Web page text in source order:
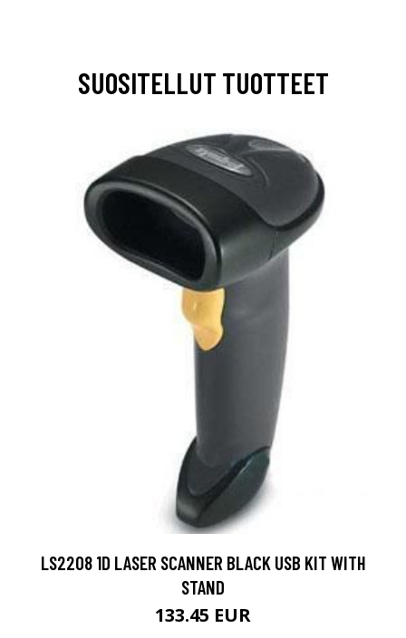
SUOSITELLUT TUOTTEET
LS2208 1D LASER SCANNER BLACK USB KIT WITH
STAND
133.45 EUR